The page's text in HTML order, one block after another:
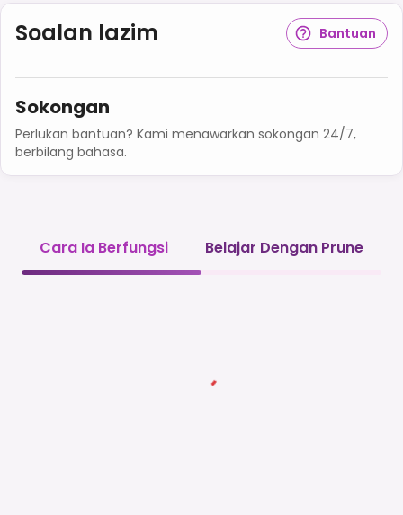
Soalan lazim Bantuan
Sokongan
Perlukan bantuan? Kami menawarkan sokongan 24/7,
berbilang bahasa.
Cara Ia Berfungsi Belajar Dengan Prune